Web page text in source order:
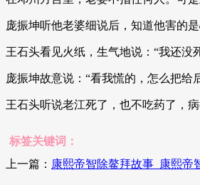
庞振坤听他老婆细说后，知道他害的
王石头看见火纸，生气地说：“我还没
庞振坤故意说：“看我慌的，怎么把给
王石头听说老江死了，也不吃药了，病
标签关键词：
上一篇： 康熙帝智除鳌拜故事_康熙帝